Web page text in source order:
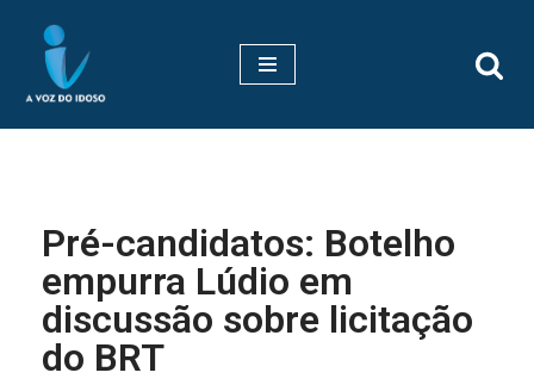
Pular
para
Pré-candidatos: Botelho
empurra Lúdio em
discussão sobre licitação
do BRT